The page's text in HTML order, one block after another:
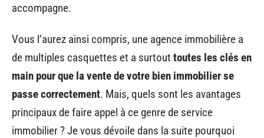
accompagne.
Vous l’aurez ainsi compris, une agence immobilière a
de multiples casquettes et a surtout toutes les clés en
main pour que la vente de votre bien immobilier se
passe correctement. Mais, quels sont les avantages
principaux de faire appel à ce genre de service
immobilier ? Je vous dévoile dans la suite pourquoi